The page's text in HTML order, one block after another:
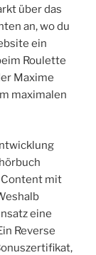
über das
an, wo du
ein
Roulette
Maxime
maximalen
mit
eine
Reverse